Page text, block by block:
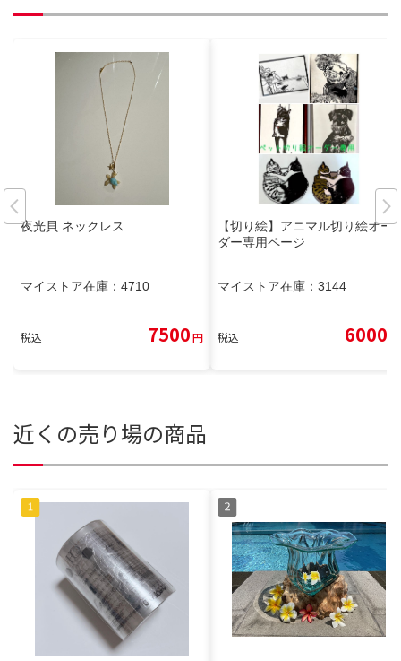
夜光貝 ネックレス
マイストア在庫： 4710
税込 7500円
【切り絵】アニマル切り絵オー
ダー専用ページ
マイストア在庫： 3144
税込 6000
近くの売り場の商品